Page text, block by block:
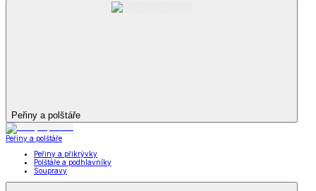
Peřiny a polštáře
Peřiny a polštáře
Peřiny a přikrývky
Polštáře a podhlavníky
Soupravy